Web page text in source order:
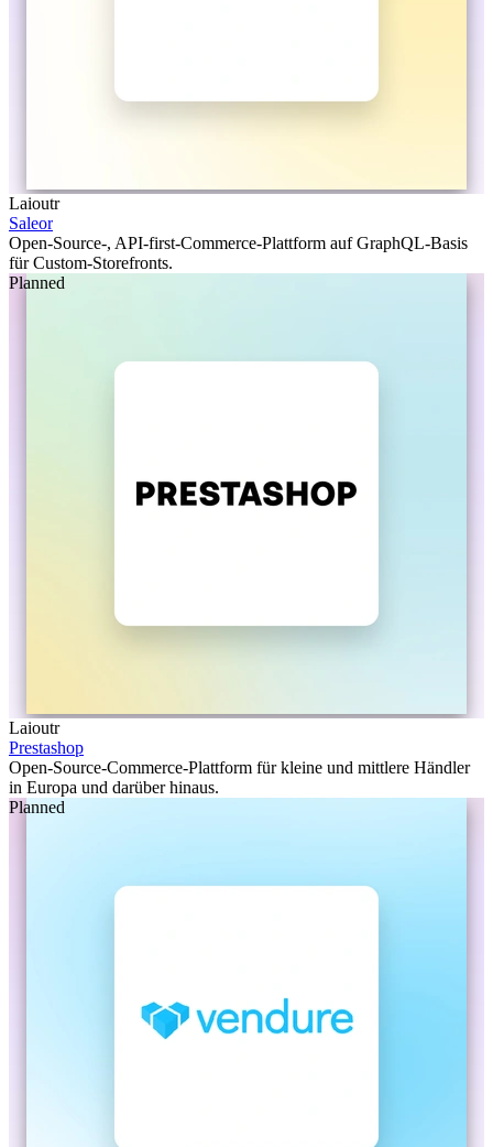
Laioutr
Saleor
Open-Source-, API-first-Commerce-Plattform auf GraphQL-Basis
für Custom-Storefronts.
Planned
Laioutr
Prestashop
Open-Source-Commerce-Plattform für kleine und mittlere Händler
in Europa und darüber hinaus.
Planned